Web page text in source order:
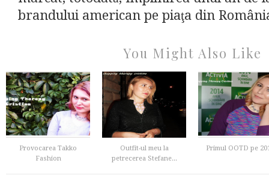
brandului american pe piaţa din
You Might Also Like
Provocarea Takko
Fashion
Outfit-ul meu la
petrecerea Stefane...
Primul OOTD pe